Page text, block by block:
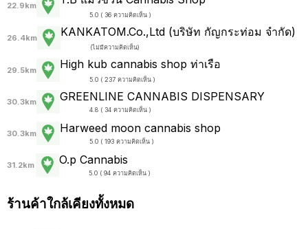
22.9km
5.0 ( 36 ความคิดเห็น )
26.4km KANKATOM.Co.,Ltd (บริษัท กัญกระท่อม จำกัด)
(ไม่มีความคิดเห็น)
29.5km High kub cannabis shop ท่าเรือ
5.0 ( 237 ความคิดเห็น )
30.3km GREENLINE CANNABIS DISPENSARY
4.8 ( 34 ความคิดเห็น )
30.3km Harweed moon cannabis shop
5.0 ( 193 ความคิดเห็น )
31.2km O.p Cannabis
5.0 ( 94 ความคิดเห็น )
ร้านค้าใกล้เคียงทั้งหมด